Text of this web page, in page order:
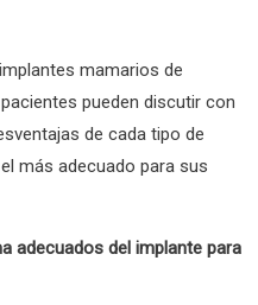
mamarios de
pueden discutir con
de cada tipo de
más adecuado para sus
adecuados del implante para